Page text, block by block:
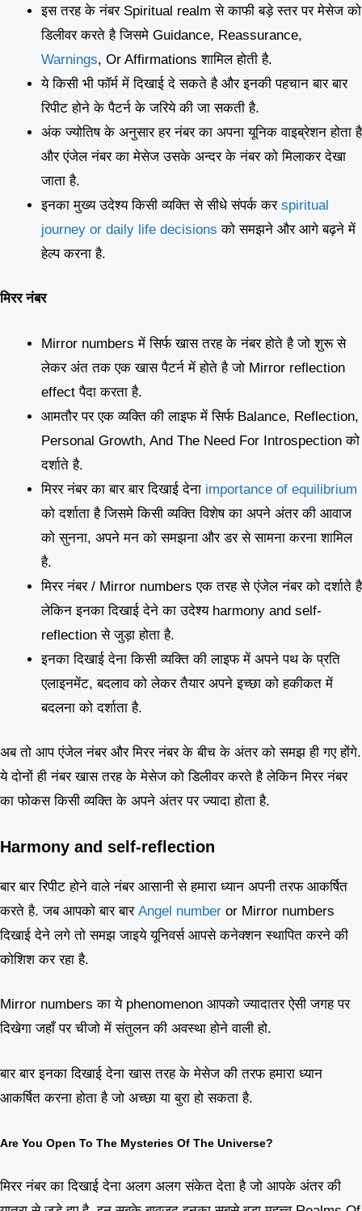
इस तरह के नंबर Spiritual realm से काफी बड़े स्तर पर मेसेज को
डिलीवर करते है जिसमे Guidance, Reassurance,
Warnings, Or Affirmations शामिल होती है.
ये किसी भी फॉर्म में दिखाई दे सकते है और इनकी पहचान बार बार
रिपीट होने के पैटर्न के जरिये की जा सकती है.
अंक ज्योतिष के अनुसार हर नंबर का अपना यूनिक वाइब्रेशन होता है
और एंजेल नंबर का मेसेज उसके अन्दर के नंबर को मिलाकर देखा
जाता है.
इनका मुख्य उदेश्य किसी व्यक्ति से सीधे संपर्क कर spiritual
journey or daily life decisions को समझने और आगे बढ़ने में
हेल्प करना है.
मिरर नंबर
Mirror numbers में सिर्फ खास तरह के नंबर होते है जो शुरू से
लेकर अंत तक एक खास पैटर्न में होते है जो Mirror reflection
effect पैदा करता है.
आमतौर पर एक व्यक्ति की लाइफ में सिर्फ Balance, Reflection,
Personal Growth, And The Need For Introspection को
दर्शाते है.
मिरर नंबर का बार बार दिखाई देना importance of equilibrium
को दर्शाता है जिसमे किसी व्यक्ति विशेष का अपने अंतर की आवाज
को सुनना, अपने मन को समझना और डर से सामना करना शामिल
है.
मिरर नंबर / Mirror numbers एक तरह से एंजेल नंबर को दर्शाते है
लेकिन इनका दिखाई देने का उदेश्य harmony and self-
reflection से जुड़ा होता है.
इनका दिखाई देना किसी व्यक्ति की लाइफ में अपने पथ के प्रति
एलाइनमेंट, बदलाव को लेकर तैयार अपने इच्छा को हकीकत में
बदलना को दर्शाता है.
अब तो आप एंजेल नंबर और मिरर नंबर के बीच के अंतर को समझ ही गए होंगे.
ये दोनों ही नंबर खास तरह के मेसेज को डिलीवर करते है लेकिन मिरर नंबर
का फोकस किसी व्यक्ति के अपने अंतर पर ज्यादा होता है.
Harmony and self-reflection
बार बार रिपीट होने वाले नंबर आसानी से हमारा ध्यान अपनी तरफ आकर्षित
करते है. जब आपको बार बार Angel number or Mirror numbers
दिखाई देने लगे तो समझ जाइये यूनिवर्स आपसे कनेक्शन स्थापित करने की
कोशिश कर रहा है.
Mirror numbers का ये phenomenon आपको ज्यादातर ऐसी जगह पर
दिखेगा जहाँ पर चीजो में संतुलन की अवस्था होने वाली हो.
बार बार इनका दिखाई देना खास तरह के मेसेज की तरफ हमारा ध्यान
आकर्षित करना होता है जो अच्छा या बुरा हो सकता है.
Are You Open To The Mysteries Of The Universe?
मिरर नंबर का दिखाई देना अलग अलग संकेत देता है जो आपके अंतर की